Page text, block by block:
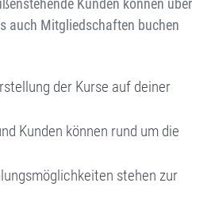
Kunden können über
auch Mitgliedschaften buchen
der Kurse auf deiner
Kunden können rund um die
stehen zur